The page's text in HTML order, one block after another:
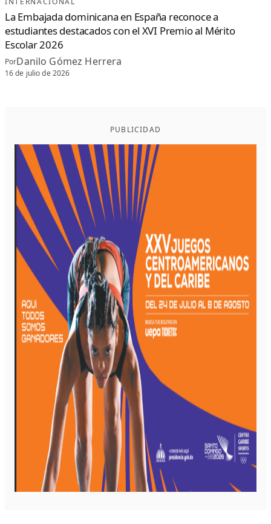
La Embajada dominicana en España reconoce a
estudiantes destacados con el XVI Premio al Mérito
Escolar 2026
PorDanilo Gómez Herrera
16 de julio de 2026
PUBLICIDAD